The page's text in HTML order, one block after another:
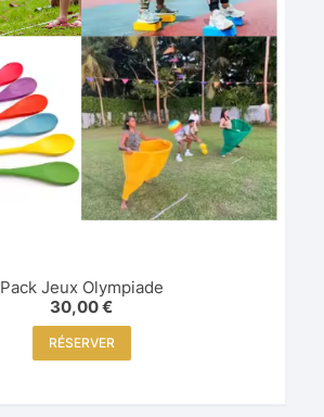
Pack Jeux Olympiade
30,00€
RÉSERVER